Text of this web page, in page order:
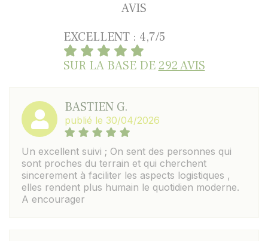
AVIS
EXCELLENT : 4,7/5
SUR LA BASE DE292 AVIS
BASTIEN G.
publié le 30/04/2026
Un excellent suivi ; On sent des personnes qui
sont proches du terrain et qui cherchent
sincerement à faciliter les aspects logistiques ,
elles rendent plus humain le quotidien moderne.
A encourager